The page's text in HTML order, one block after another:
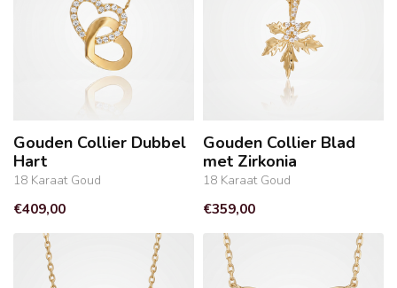
Gouden Collier Dubbel
Hart
18 Karaat Goud
€409,00
Gouden Collier Blad
met Zirkonia
18 Karaat Goud
€359,00